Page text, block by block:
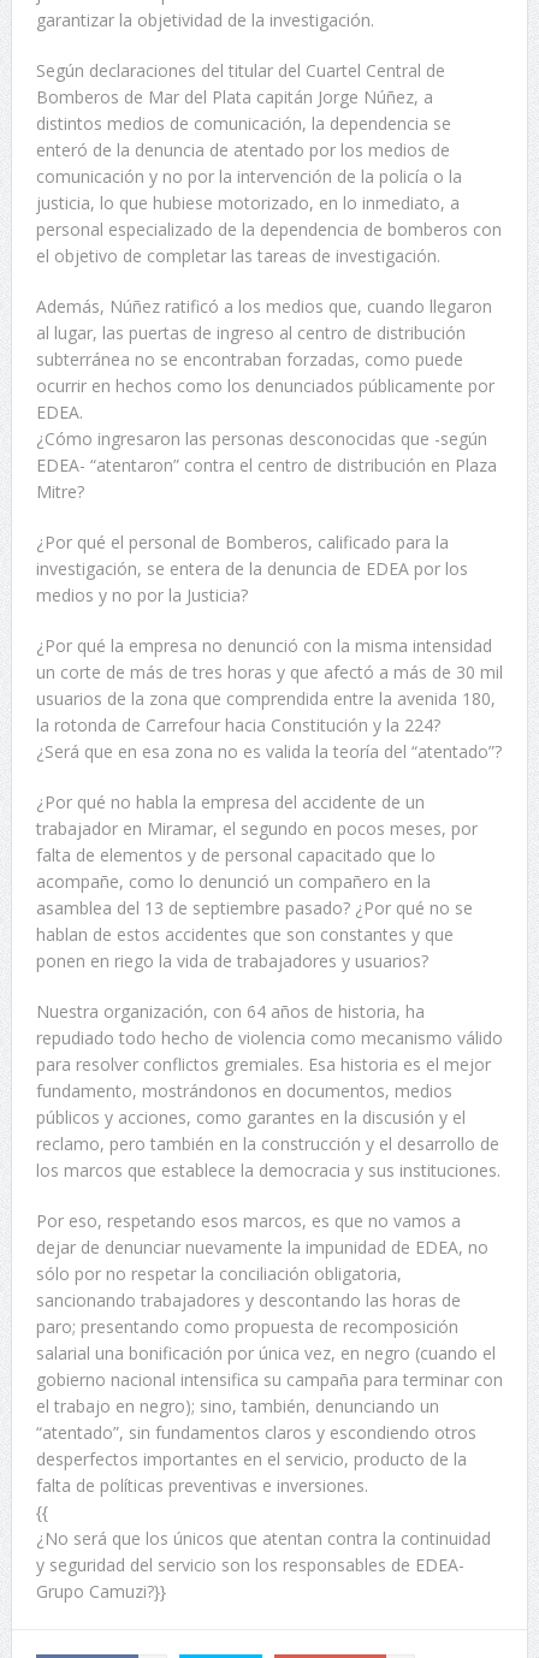
garantizar la objetividad de la investigación.
Según declaraciones del titular del Cuartel Central de
Bomberos de Mar del Plata capitán Jorge Núñez, a
distintos medios de comunicación, la dependencia se
enteró de la denuncia de atentado por los medios de
comunicación y no por la intervención de la policía o la
justicia, lo que hubiese motorizado, en lo inmediato, a
personal especializado de la dependencia de bomberos con
el objetivo de completar las tareas de investigación.
Además, Núñez ratificó a los medios que, cuando llegaron
al lugar, las puertas de ingreso al centro de distribución
subterránea no se encontraban forzadas, como puede
ocurrir en hechos como los denunciados públicamente por
EDEA.
¿Cómo ingresaron las personas desconocidas que -según
EDEA- “atentaron” contra el centro de distribución en Plaza
Mitre?
¿Por qué el personal de Bomberos, calificado para la
investigación, se entera de la denuncia de EDEA por los
medios y no por la Justicia?
¿Por qué la empresa no denunció con la misma intensidad
un corte de más de tres horas y que afectó a más de 30 mil
usuarios de la zona que comprendida entre la avenida 180,
la rotonda de Carrefour hacia Constitución y la 224?
¿Será que en esa zona no es valida la teoría del “atentado”?
¿Por qué no habla la empresa del accidente de un
trabajador en Miramar, el segundo en pocos meses, por
falta de elementos y de personal capacitado que lo
acompañe, como lo denunció un compañero en la
asamblea del 13 de septiembre pasado? ¿Por qué no se
hablan de estos accidentes que son constantes y que
ponen en riego la vida de trabajadores y usuarios?
Nuestra organización, con 64 años de historia, ha
repudiado todo hecho de violencia como mecanismo válido
para resolver conflictos gremiales. Esa historia es el mejor
fundamento, mostrándonos en documentos, medios
públicos y acciones, como garantes en la discusión y el
reclamo, pero también en la construcción y el desarrollo de
los marcos que establece la democracia y sus instituciones.
Por eso, respetando esos marcos, es que no vamos a
dejar de denunciar nuevamente la impunidad de EDEA, no
sólo por no respetar la conciliación obligatoria,
sancionando trabajadores y descontando las horas de
paro; presentando como propuesta de recomposición
salarial una bonificación por única vez, en negro (cuando el
gobierno nacional intensifica su campaña para terminar con
el trabajo en negro); sino, también, denunciando un
“atentado”, sin fundamentos claros y escondiendo otros
desperfectos importantes en el servicio, producto de la
falta de políticas preventivas e inversiones.
{{
¿No será que los únicos que atentan contra la continuidad
y seguridad del servicio son los responsables de EDEA-
Grupo Camuzi?}}